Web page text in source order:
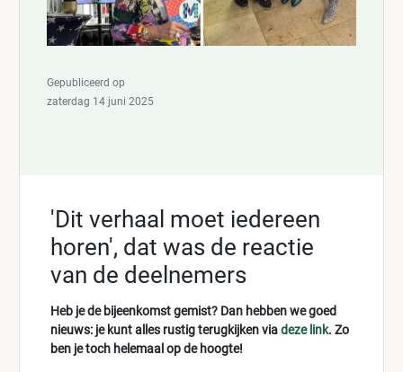
Gepubliceerd op
zaterdag 14 juni 2025
'Dit verhaal moet iedereen
horen', dat was de reactie
van de deelnemers
Heb je de bijeenkomst gemist? Dan hebben we goed
nieuws: je kunt alles rustig terugkijken viadeze link. Zo
ben je toch helemaal op de hoogte!